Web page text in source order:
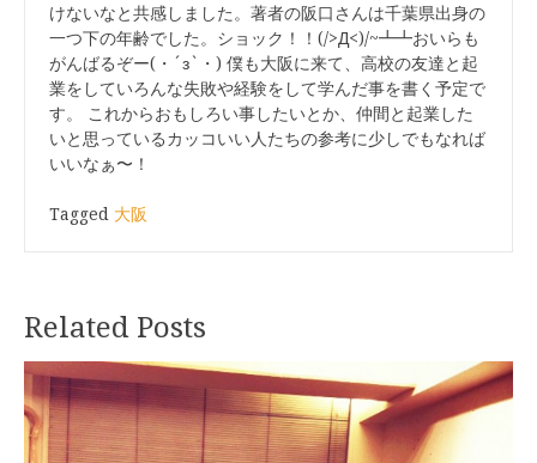
けないなと共感しました。著者の阪口さんは千葉県出身の
一つ下の年齢でした。ショック！！(/>Д<)/~┻┻おいらも
がんばるぞー(・´з`・) 僕も大阪に来て、高校の友達と起
業をしていろんな失敗や経験をして学んだ事を書く予定で
す。 これからおもしろい事したいとか、仲間と起業した
いと思っているカッコいい人たちの参考に少しでもなれば
いいなぁ〜！
Tagged 大阪
Related Posts